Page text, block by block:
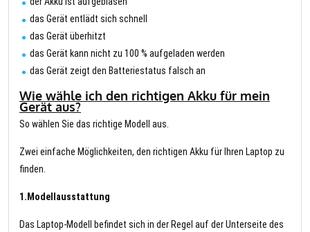
das Gerät entlädt sich schnell
das Gerät überhitzt
das Gerät kann nicht zu 100 % aufgeladen werden
das Gerät zeigt den Batteriestatus falsch an
Wie wähle ich den richtigen Akku für mein
Gerät aus?
So wählen Sie das richtige Modell aus.
Zwei einfache Möglichkeiten, den richtigen Akku für Ihren Laptop zu
finden.
1.Modellausstattung
Das Laptop-Modell befindet sich in der Regel auf der Unterseite des